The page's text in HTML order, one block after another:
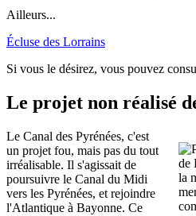
Ailleurs...
Écluse des Lorrains
Si vous le désirez, vous pouvez
Le projet non réalisé
Le Canal des Pyrénées, c'est
un projet fou, mais pas du tout
irréalisable. Il s'agissait de
poursuivre le Canal du Midi
vers les Pyrénées, et rejoindre
l'Atlantique à Bayonne. Ce